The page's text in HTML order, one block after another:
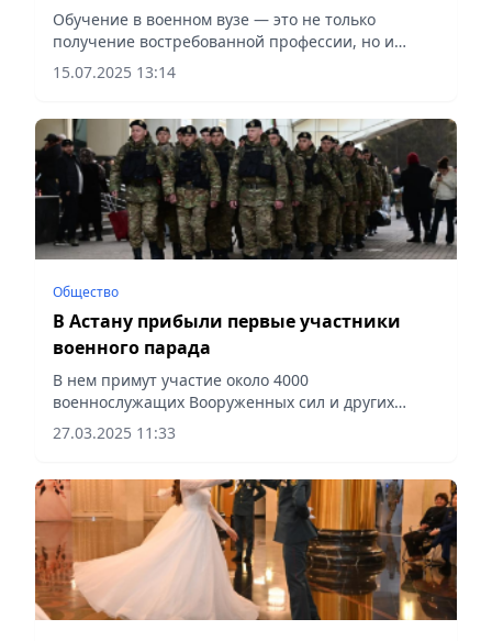
Обучение в военном вузе — это не только
получение востребованной профессии, но и
гарантии трудоустройства, сообщает Vecher.kz.
15.07.2025 13:14
Общество
В Астану прибыли первые участники
военного парада
В нем примут участие около 4000
военнослужащих Вооруженных сил и других
воинских формирований, сообщает Vecher.kz.
27.03.2025 11:33